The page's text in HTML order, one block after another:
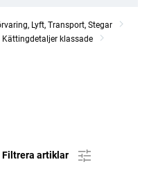
Lyft, Transport, Stegar
Kättingdetaljer klassade
Filtrera artiklar